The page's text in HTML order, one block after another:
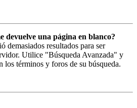
devuelve una página en blanco?
demasiados resultados para ser
Utilice "Búsqueda Avanzada" y
los términos y foros de su búsqueda.